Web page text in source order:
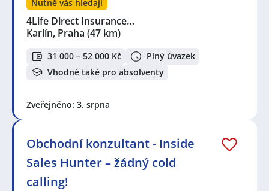
Nutně vás hledají
4Life Direct Insurance…
Karlín, Praha (47 km)
31 000 – 52 000 Kč
Plný úvazek
Vhodné také pro absolventy
Zveřejněno: 3. srpna
Obchodní konzultant - Inside
Sales Hunter – žádný cold
calling!